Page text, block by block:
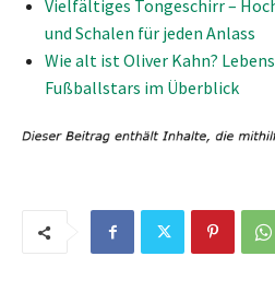
Vielfältiges Tongeschirr –
und Schalen für jeden Anlass
Wie alt ist Oliver Kahn?
Fußballstars im Überblick